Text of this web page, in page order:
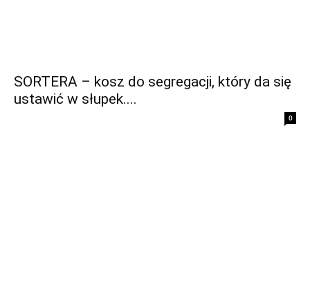
SORTERA – kosz do segregacji, który da się
ustawić w słupek....
0